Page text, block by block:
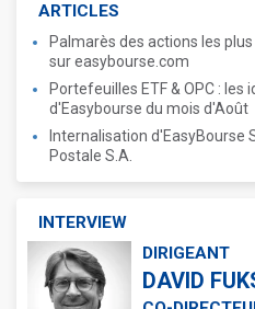
ARTICLES
Palmarès des actions les
sur easybourse.com
Portefeuilles ETF & OPC :
d'Easybourse du mois d'Août
Internalisation d'EasyBourse
Postale S.A.
INTERVIEW
DIRIGEANT
DAVID